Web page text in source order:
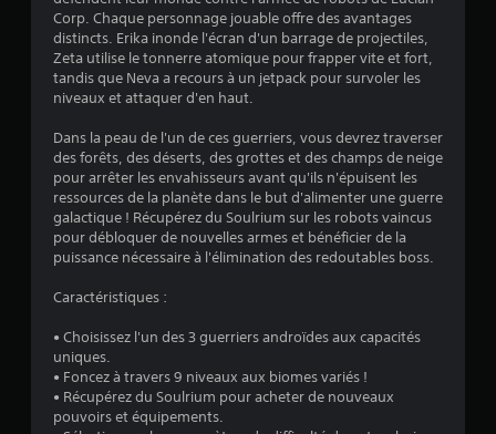
.
2
é
t
i
Corp. Chaque personnage jouable offre des avantages
distincts. Erika inonde l'écran d'un barrage de projectiles,
Zeta utilise le tonnerre atomique pour frapper vite et fort,
tandis que Neva a recours à un jetpack pour survoler les
niveaux et attaquer d'en haut.
Dans la peau de l'un de ces guerriers, vous devrez traverser
des forêts, des déserts, des grottes et des champs de neige
pour arrêter les envahisseurs avant qu'ils n'épuisent les
ressources de la planète dans le but d'alimenter une guerre
galactique ! Récupérez du Soulrium sur les robots vaincus
pour débloquer de nouvelles armes et bénéficier de la
puissance nécessaire à l'élimination des redoutables boss.
Caractéristiques :
• Choisissez l'un des 3 guerriers androïdes aux capacités
uniques.
• Foncez à travers 9 niveaux aux biomes variés !
• Récupérez du Soulrium pour acheter de nouveaux
pouvoirs et équipements.